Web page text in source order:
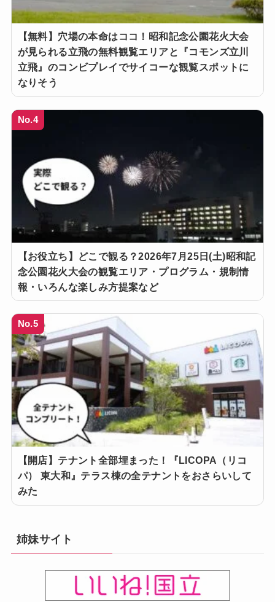
【無料】穴場の本命はココ！昭和記念公園花火大会
が見られる立飛の無料観覧エリアと『コモンズ立川
立飛』のコンビプレイでサイコーな観覧スポットに
なりそう
No.4
【お役立ち】どこで観る？2026年7月25日(土)昭和記
念公園花火大会の観覧エリア・プログラム・規制情
報・いろんな楽しみ方提案など
No.5
【開店】テナント全部埋まった！『LICOPA（リコ
パ） 東大和』テラス棟の全テナントをおさらいして
みた
姉妹サイト